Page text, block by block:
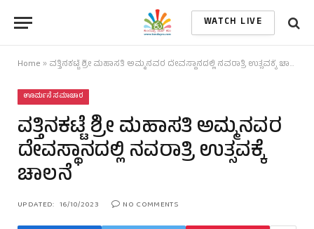
WATCH LIVE
Home » ವತ್ತಿನಕಟ್ಟೆ ಶ್ರೀ ಮಹಾಸತಿ ಅಮ್ಮನವರ ದೇವಸ್ಥಾನದಲ್ಲಿ ನವರಾತ್ರಿ ಉತ್ಸವಕ್ಕೆ ಚಾಲನೆ
ಊರ್ಮನೆ ಸಮಾಚಾರ
ವತ್ತಿನಕಟ್ಟೆ ಶ್ರೀ ಮಹಾಸತಿ ಅಮ್ಮನವರ
ದೇವಸ್ಥಾನದಲ್ಲಿ ನವರಾತ್ರಿ ಉತ್ಸವಕ್ಕೆ
ಚಾಲನೆ
UPDATED: 16/10/2023 NO COMMENTS